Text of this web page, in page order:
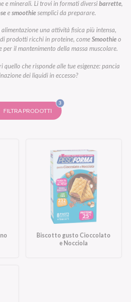
e minerali. Li trovi in formati diversibarrette,
esmoothiesemplici da preparare.
una attività fisica più intensa,
prodotti ricchi in proteine, comeSmoothieo
per il mantenimento della massa muscolare.
quello che risponde alle tue esigenze: pancia
dei liquidi in eccesso?
FILTRA PRODOTTI
3FILTRI
SELEZIONATI
Biscotto gusto Cioccolato
e Nocciola